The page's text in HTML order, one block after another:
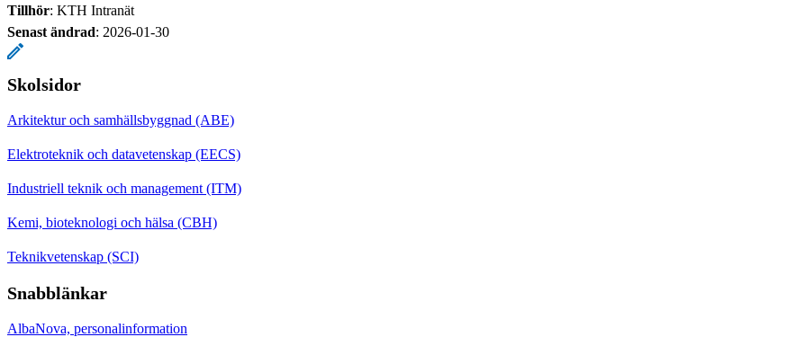
Tillhör: KTH Intranät
Senast ändrad: 2026-01-30
Skolsidor
Arkitektur och samhällsbyggnad (ABE)
Elektroteknik och datavetenskap (EECS)
Industriell teknik och management (ITM)
Kemi, bioteknologi och hälsa (CBH)
Teknikvetenskap (SCI)
Snabblänkar
AlbaNova, personalinformation